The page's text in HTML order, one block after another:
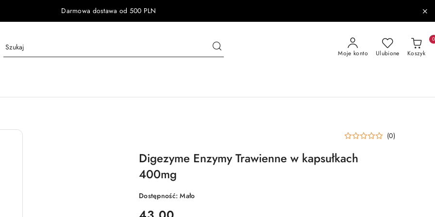
Darmowa dostawa od 500 PLN
Moje konto Ulubione Koszyk
0
(0)
Digezyme Enzymy Trawienne w kapsułkach
400mg
Dostępność:Mało